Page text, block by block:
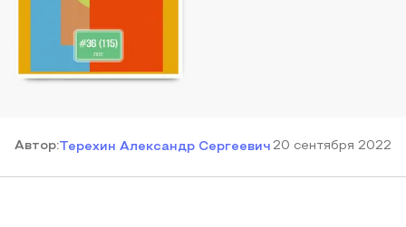
Автор:Терехин Александр Сергеевич 20 сентября 2022